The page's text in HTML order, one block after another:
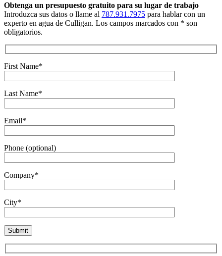
Obtenga un presupuesto gratuito para su lugar de trabajo
Introduzca sus datos o llame al 787.931.7975 para hablar con un
experto en agua de Culligan. Los campos marcados con * son
obligatorios.
First Name*
Last Name*
Email*
Phone (optional)
Company*
City*